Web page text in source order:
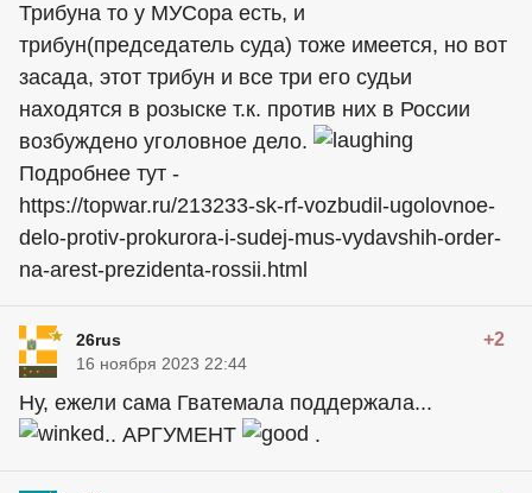
Трибуна то у МУСора есть, и
трибун(председатель суда) тоже имеется, но вот
засада, этот трибун и все три его судьи
находятся в розыске т.к. против них в России
возбуждено уголовное дело.
Подробнее тут -
https://topwar.ru/213233-sk-rf-vozbudil-ugolovnoe-
delo-protiv-prokurora-i-sudej-mus-vydavshih-order-
na-arest-prezidenta-rossii.html
26rus +2
16 ноября 2023 22:44
Ну, ежели сама Гватемала поддержала...
.. АРГУМЕНТ
.